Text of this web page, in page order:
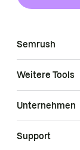
Semrush
Weitere Tools
Unternehmen
Support